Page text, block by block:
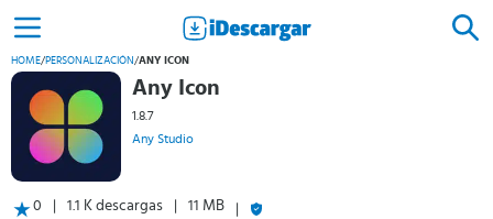
HOME/PERSONALIZACIÓN/ANY ICON
Any Icon
1.8.7
Any Studio
0 1.1 K descargas 11 MB